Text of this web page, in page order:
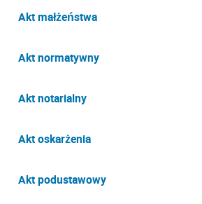
Akt małżeństwa
Akt normatywny
Akt notarialny
Akt oskarżenia
Akt podustawowy